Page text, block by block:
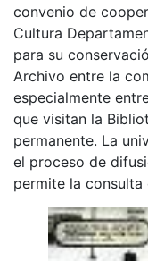
convenio de
Cultura
para su
Archivo entre la
especialmente
que visitan la
permanente. La
el proceso de
permite la consulta